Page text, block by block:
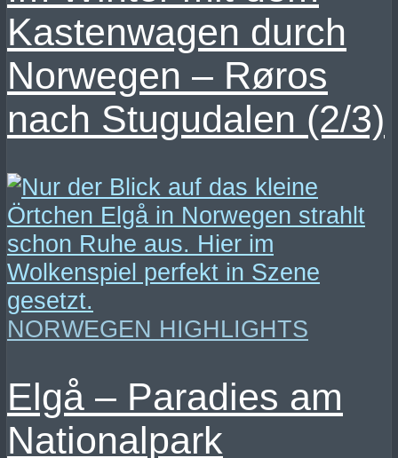
Kastenwagen durch
Norwegen – Røros
nach Stugudalen (2/3)
NORWEGEN HIGHLIGHTS
Elgå – Paradies am
Nationalpark